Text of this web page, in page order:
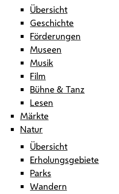
Übersicht
Geschichte
Förderungen
Museen
Musik
Film
Bühne & Tanz
Lesen
Märkte
Natur
Übersicht
Erholungsgebiete
Parks
Wandern